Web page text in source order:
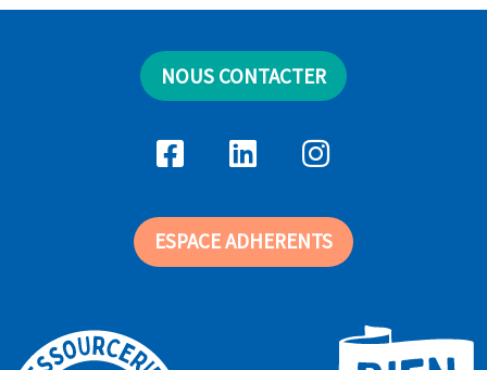
NOUS CONTACTER
ESPACE ADHERENTS